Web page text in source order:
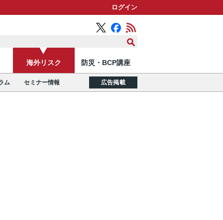
ログイン
海外リスク 防災・BCP講座
ム セミナー情報 広告掲載